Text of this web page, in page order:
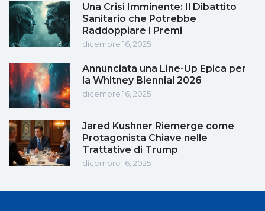
Una Crisi Imminente: Il Dibattito
Sanitario che Potrebbe
Raddoppiare i Premi
dicembre 16, 2025
Annunciata una Line-Up Epica per
la Whitney Biennial 2026
dicembre 16, 2025
Jared Kushner Riemerge come
Protagonista Chiave nelle
Trattative di Trump
dicembre 16, 2025